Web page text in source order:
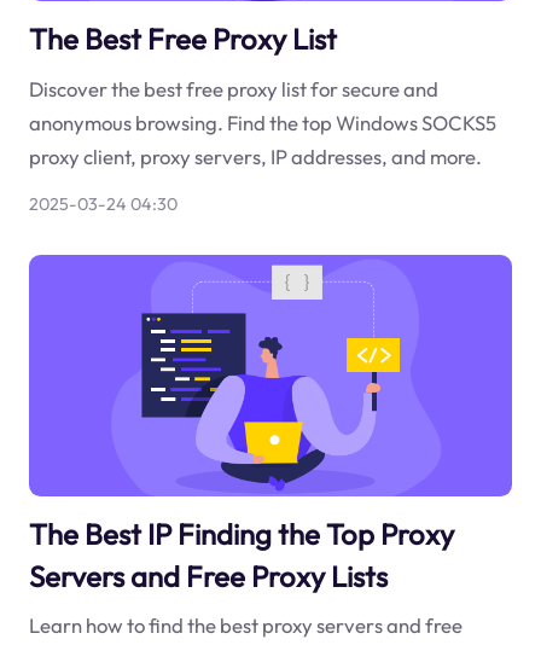
The Best Free Proxy List
Discover the best free proxy list for secure and
anonymous browsing. Find the top Windows SOCKS5
proxy client, proxy servers, IP addresses, and more.
2025-03-24 04:30
The Best IP Finding the Top Proxy
Servers and Free Proxy Lists
Learn how to find the best proxy servers and free